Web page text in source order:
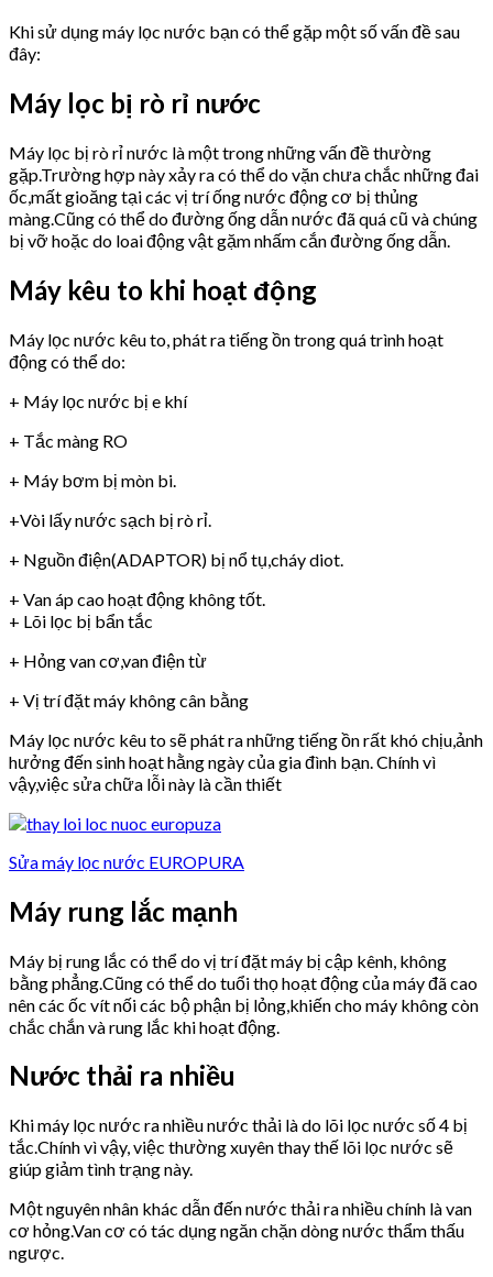
Khi sử dụng máy lọc nước bạn có thể gặp một số vấn đề sau
đây:
Máy lọc bị rò rỉ nước
Máy lọc bị rò rỉ nước là một trong những vấn đề thường
gặp.Trường hợp này xảy ra có thể do vặn chưa chắc những đai
ốc,mất gioăng tại các vị trí ống nước động cơ bị thủng
màng.Cũng có thể do đường ống dẫn nước đã quá cũ và chúng
bị vỡ hoặc do loai động vật gặm nhấm cắn đường ống dẫn.
Máy kêu to khi hoạt động
Máy lọc nước kêu to, phát ra tiếng ồn trong quá trình hoạt
động có thể do:
+ Máy lọc nước bị e khí
+ Tắc màng RO
+ Máy bơm bị mòn bi.
+Vòi lấy nước sạch bị rò rỉ.
+ Nguồn điện(ADAPTOR) bị nổ tụ,cháy diot.
+ Van áp cao hoạt động không tốt.
+ Lõi lọc bị bẩn tắc
+ Hỏng van cơ,van điện từ
+ Vị trí đặt máy không cân bằng
Máy lọc nước kêu to sẽ phát ra những tiếng ồn rất khó chịu,ảnh
hưởng đến sinh hoạt hằng ngày của gia đình bạn. Chính vì
vậy,việc sửa chữa lỗi này là cần thiết
Sửa máy lọc nước EUROPURA
Máy rung lắc mạnh
Máy bị rung lắc có thể do vị trí đặt máy bị cập kênh, không
bằng phẳng.Cũng có thể do tuổi thọ hoạt động của máy đã cao
nên các ốc vít nối các bộ phận bị lỏng,khiến cho máy không còn
chắc chắn và rung lắc khi hoạt động.
Nước thải ra nhiều
Khi máy lọc nước ra nhiều nước thải là do lõi lọc nước số 4 bị
tắc.Chính vì vậy, việc thường xuyên thay thế lõi lọc nước sẽ
giúp giảm tình trạng này.
Một nguyên nhân khác dẫn đến nước thải ra nhiều chính là van
cơ hỏng.Van cơ có tác dụng ngăn chặn dòng nước thẩm thấu
ngược.